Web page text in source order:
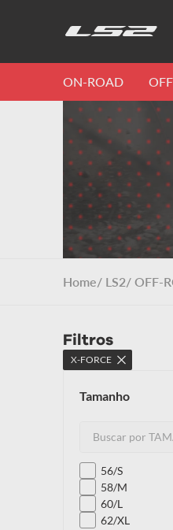
ON-ROAD
LS2 OFF-
Filtros
X-FORCE
tamanho
56/S
58/M
60/L
62/XL